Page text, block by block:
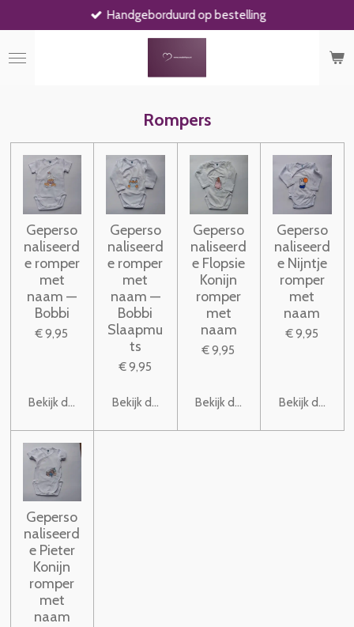
direct
naar
de
Handgeborduurd op bestelling
Rompers
Geperso
naliseerd
e romper
met
naam —
Bobbi
€ 9,95
Bekijk details
Geperso
naliseerd
e romper
met
naam —
Bobbi
Slaapmu
ts
€ 9,95
Bekijk details
Geperso
naliseerd
e Flopsie
Konijn
romper
met
naam
€ 9,95
Bekijk details
Geperso
naliseerd
e Nijntje
romper
met
naam
€ 9,95
Bekijk details
Geperso
naliseerd
e Pieter
Konijn
romper
met
naam